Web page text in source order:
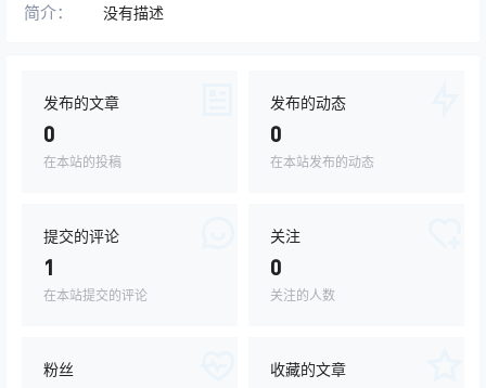
简介： 没有描述
发布的文章
0
在本站的投稿
发布的动态
0
在本站发布的动态
提交的评论
1
在本站提交的评论
关注
0
关注的人数
粉丝 收藏的文章